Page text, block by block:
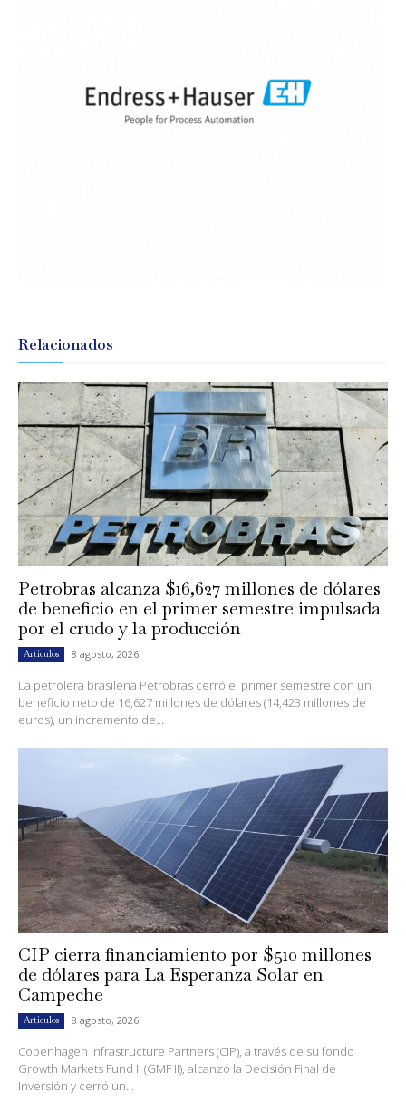
Relacionados
Petrobras alcanza $16,627 millones de dólares
de beneficio en el primer semestre impulsada
por el crudo y la producción
Artículos 8 agosto, 2026
La petrolera brasileña Petrobras cerró el primer semestre con un
beneficio neto de 16,627 millones de dólares (14,423 millones de
euros), un incremento de...
CIP cierra financiamiento por $510 millones
de dólares para La Esperanza Solar en
Campeche
Artículos 8 agosto, 2026
Copenhagen Infrastructure Partners (CIP), a través de su fondo
Growth Markets Fund II (GMF II), alcanzó la Decisión Final de
Inversión y cerró un...